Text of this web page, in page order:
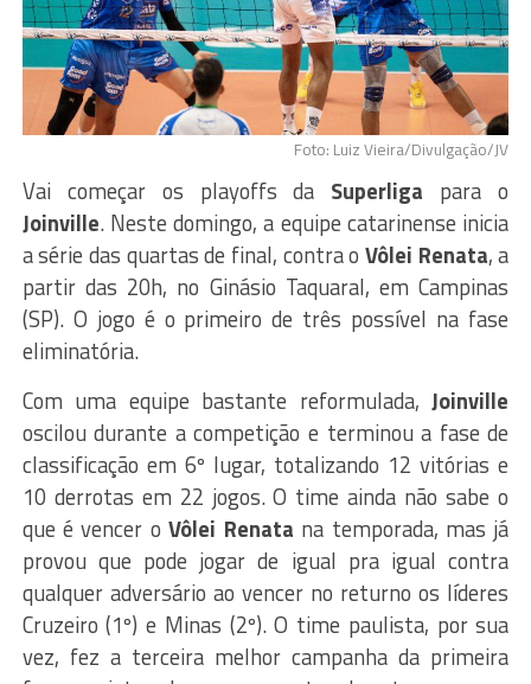
Foto: Luiz Vieira/Divulgação/JV
Vai começar os playoffs da Superliga para o
Joinville. Neste domingo, a equipe catarinense inicia
a série das quartas de final, contra o Vôlei Renata, a
partir das 20h, no Ginásio Taquaral, em Campinas
(SP). O jogo é o primeiro de três possível na fase
eliminatória.
Com uma equipe bastante reformulada,Joinville
oscilou durante a competição e terminou a fase de
classificação em 6º lugar, totalizando 12 vitórias e
10 derrotas em 22 jogos. O time ainda não sabe o
que é vencer oVôlei Renata na temporada, mas já
provou que pode jogar de igual pra igual contra
qualquer adversário ao vencer no returno os líderes
Cruzeiro (1º) e Minas (2º). O time paulista, por sua
vez, fez a terceira melhor campanha da primeira